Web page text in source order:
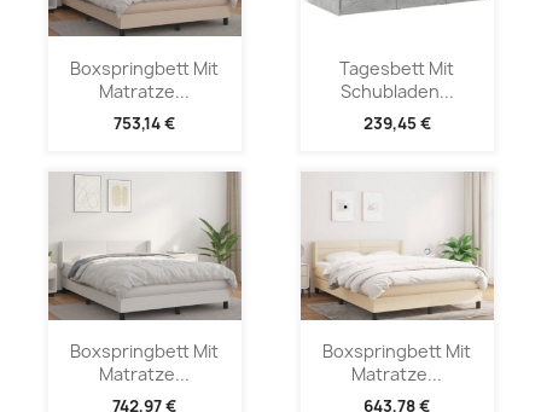
Boxspringbett Mit
Matratze...
753,14 €
Tagesbett Mit
Schubladen...
239,45 €
Boxspringbett Mit
Matratze...
742,97 €
Boxspringbett Mit
Matratze...
643,78 €